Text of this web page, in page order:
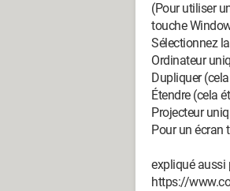
(Pour utiliser
touche
Sélectionnez
Ordinateur
Dupliquer
Étendre (cela
Projecteur
Pour un écran
expliqué aussi
https://